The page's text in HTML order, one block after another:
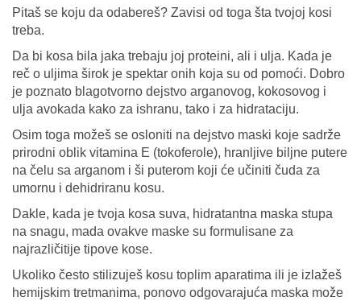
Pitaš se koju da odabereš? Zavisi od toga šta tvojoj kosi
treba.
Da bi kosa bila jaka trebaju joj proteini, ali i ulja. Kada je
reč o uljima širok je spektar onih koja su od pomoći. Dobro
je poznato blagotvorno dejstvo arganovog, kokosovog i
ulja avokada kako za ishranu, tako i za hidrataciju.
Osim toga možeš se osloniti na dejstvo maski koje sadrže
prirodni oblik vitamina E (tokoferole), hranljive biljne putere
na čelu sa arganom i ši puterom koji će učiniti čuda za
umornu i dehidriranu kosu.
Dakle, kada je tvoja kosa suva, hidratantna maska stupa
na snagu, mada ovakve maske su formulisane za
najrazličitije tipove kose.
Ukoliko često stilizuješ kosu toplim aparatima ili je izlažeš
hemijskim tretmanima, ponovo odgovarajuća maska može